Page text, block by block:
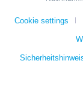
Cookie settings